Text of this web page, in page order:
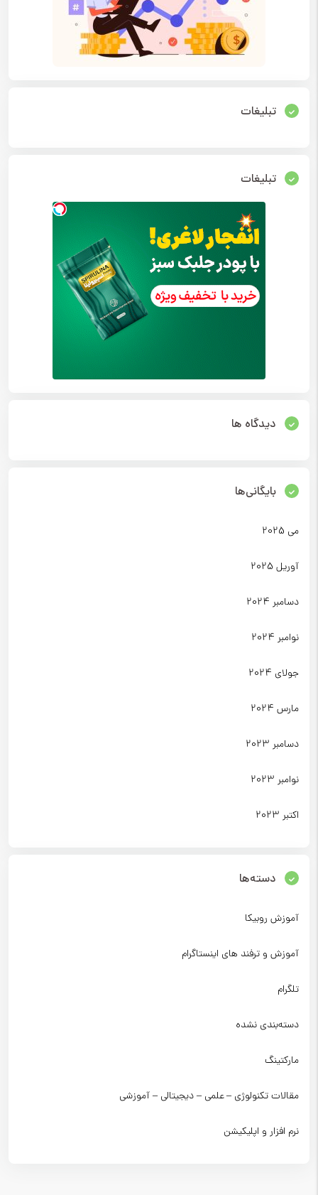
تبلیغات
تبلیغات
دیدگاه ها
بایگانی‌ها
می 2025
آوریل 2025
دسامبر 2024
نوامبر 2024
جولای 2024
مارس 2024
دسامبر 2023
نوامبر 2023
اکتبر 2023
دسته‌ها
آموزش روبیکا
آموزش و ترفند های اینستاگرام
تلگرام
دسته‌بندی نشده
مارکتینگ
مقالات تکنولوژی – علمی – دیجیتالی – آموزشی
نرم افزار و اپلیکیشن